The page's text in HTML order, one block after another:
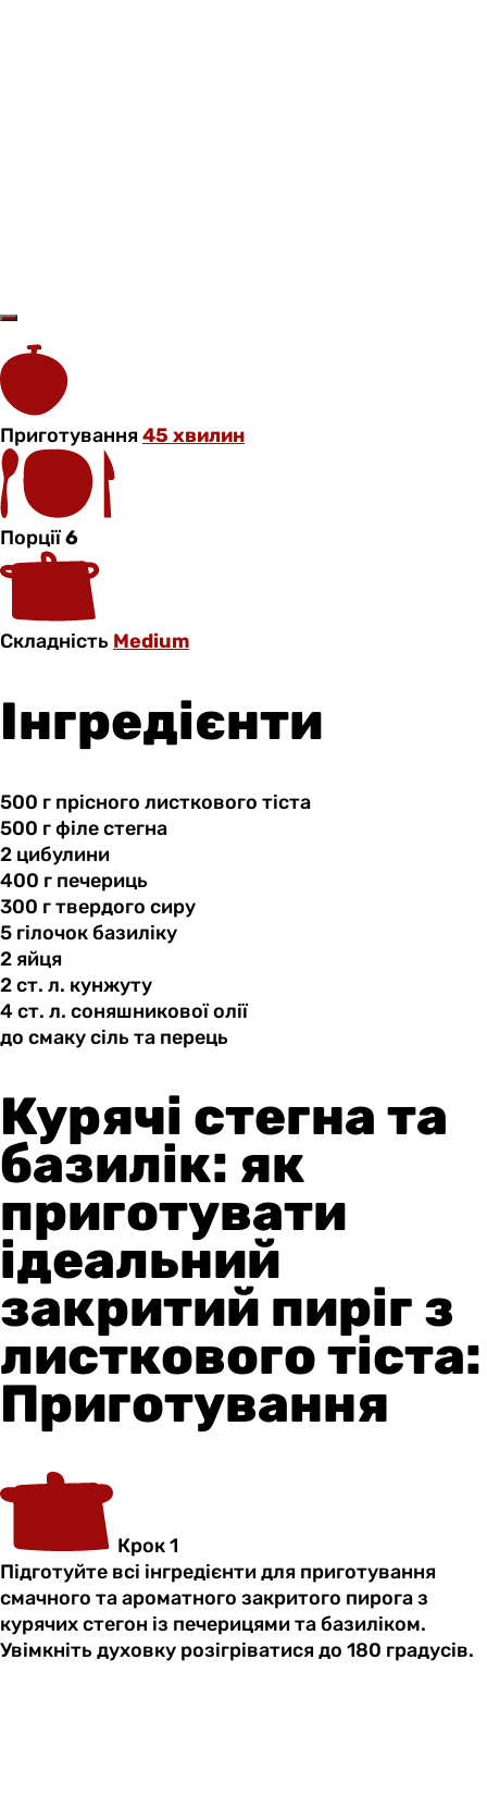
Приготування45 хвилин
Порції6
Складність Medium
Інгредієнти
500 г прісного листкового тіста
500 гфілестегна
2 цибулини
400 г печериць
300 гтвердого сиру
5 гілочок базиліку
2 яйця
2 ст. л. кунжуту
4 ст. л. соняшникової олії
до смакусіль та перець
Курячі стегна та
базилік: як
приготувати
ідеальний
закритий пиріг з
листкового тіста:
Приготування
Крок 1
Підготуйте всі інгредієнти для приготування
смачного та ароматного закритого пирога з
курячих стегон із печерицями та базиліком.
Увімкніть духовку розігріватися до 180 градусів.